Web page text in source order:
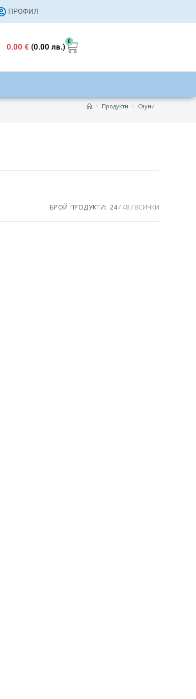
ПРОФИЛ
0.00€ (0.00 лв.)
0
> Продукти > Сауни
БРОЙ ПРОДУКТИ: 24 48 ВСИЧКИ